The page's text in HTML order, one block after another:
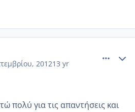
201213 yr
πολύ για τις απαντήσεις και